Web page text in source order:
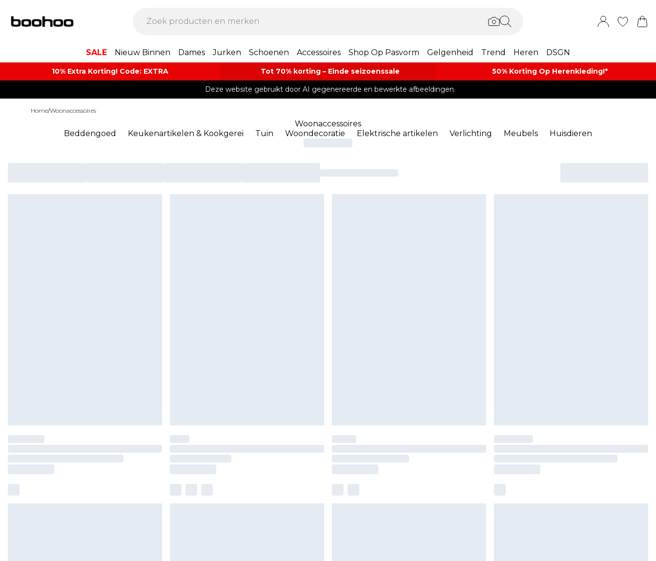
SALE Nieuw Binnen Dames Jurken Schoenen Accessoires Shop Op Pasvorm Gelgenheid Trend Heren DSGN
10% Extra Korting! Code: EXTRA​ Tot 70% korting – Einde seizoenssale 50% Korting Op Herenkleding​!*​
Deze website gebruikt door AI gegenereerde en bewerkte afbeeldingen.
Home/Woonaccessoires
Woonaccessoires
Beddengoed
Keukenartikelen & Kookgerei Tuin Woondecoratie Elektrische artikelen Verlichting Meubels Huisdieren